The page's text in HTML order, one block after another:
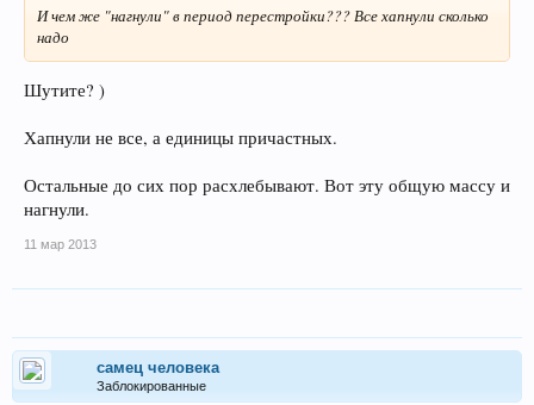
И чем же "нагнули" в период перестройки??? Все хапнули сколько
надо
Шутите? )
Хапнули не все, а единицы причастных.
Остальные до сих пор расхлебывают. Вот эту общую массу и
нагнули.
11 мар 2013
самец человека
Заблокированные